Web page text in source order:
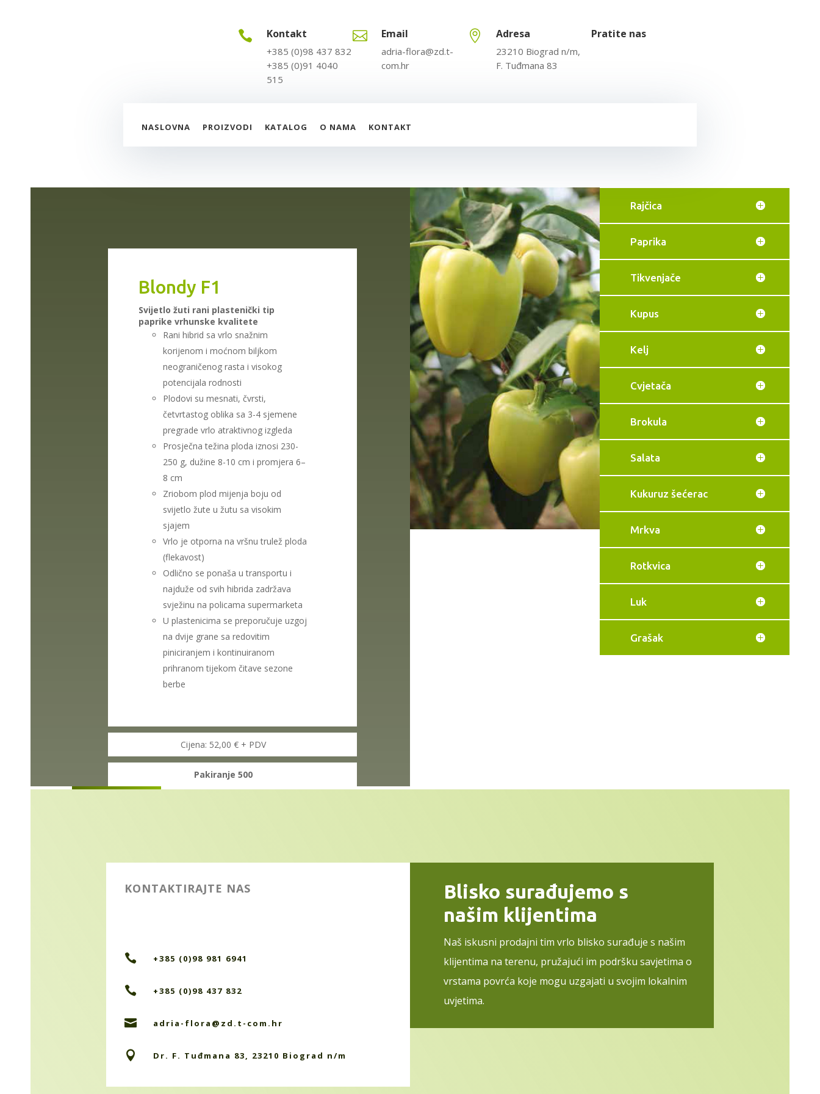
 Kontakt
+385 (0)98 437 832
+385 (0)91 4040
515
 Email
adria-flora@zd.t-
com.hr
 Adresa
23210 Biograd n/m,
F. Tuđmana 83
Pratite nas
NASLOVNA PROIZVODI KATALOG O NAMA KONTAKT
Blondy F1
Svijetlo žuti rani plastenički tip
paprike vrhunske kvalitete
Rani hibrid sa vrlo snažnim
korijenom i moćnom biljkom
neograničenog rasta i visokog
potencijala rodnosti
Plodovi su mesnati, čvrsti,
četvrtastog oblika sa 3-4 sjemene
pregrade vrlo atraktivnog izgleda
Prosječna težina ploda iznosi 230-
250 g, dužine 8-10 cm i promjera 6–
8 cm
Zriobom plod mijenja boju od
svijetlo žute u žutu sa visokim
sjajem
Vrlo je otporna na vršnu trulež ploda
(flekavost)
Odlično se ponaša u transportu i
najduže od svih hibrida zadržava
svježinu na policama supermarketa
U plastenicima se preporučuje uzgoj
na dvije grane sa redovitim
piniciranjem i kontinuiranom
prihranom tijekom čitave sezone
berbe
Cijena: 52,00 € + PDV
Pakiranje 500
Rajčica
Paprika
Tikvenjače
Kupus
Kelj
Cvjetača
Brokula
Salata
Kukuruz šećerac
Mrkva
Rotkvica
Luk
Grašak
KONTAKTIRAJTE NAS
 +385 (0)98 981 6941
 +385 (0)98 437 832
 adria-flora@zd.t-com.hr
 Dr. F. Tuđmana 83, 23210 Biograd n/m
Blisko surađujemo s
našim klijentima
Naš iskusni prodajni tim vrlo blisko surađuje s našim
klijentima na terenu, pružajući im podršku savjetima o
vrstama povrća koje mogu uzgajati u svojim lokalnim
uvjetima.